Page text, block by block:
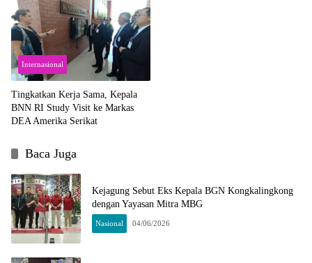
Internasional
Tingkatkan Kerja Sama, Kepala
BNN RI Study Visit ke Markas
DEA Amerika Serikat
Baca Juga
Kejagung Sebut Eks Kepala BGN Kongkalingkong
dengan Yayasan Mitra MBG
Nasional 04/06/2026